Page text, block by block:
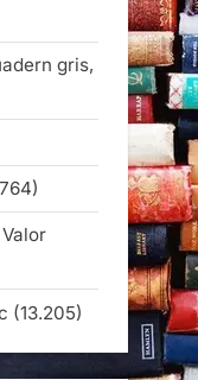
gris,
(13.205)